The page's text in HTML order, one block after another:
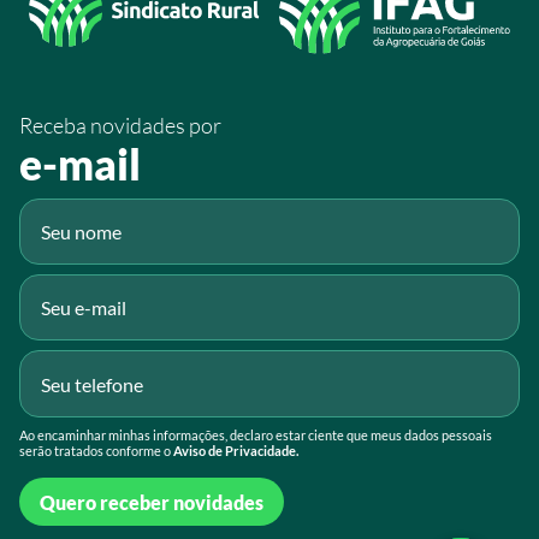
/SistemaFaeg
Receba novidades por
e-mail
Ao encaminhar minhas informações, declaro estar ciente que meus dados pessoais
serão tratados conforme oAviso de Privacidade.
Quero receber novidades